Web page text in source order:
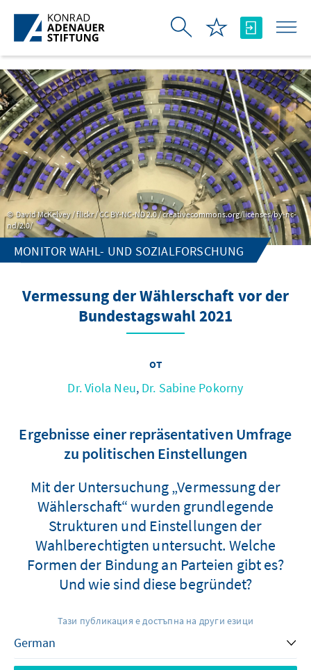
Skip to Main Content
David McKelvey / flickr / CC BY-NC-ND 2.0 / creativecommons.org/licenses/by-nc-
nd/2.0/
MONITOR WAHL- UND SOZIALFORSCHUNG
Vermessung der Wählerschaft vor der
Bundestagswahl 2021
от
Dr. Viola Neu, Dr. Sabine Pokorny
Ergebnisse einer repräsentativen Umfrage
zu politischen Einstellungen
Mit der Untersuchung „Vermessung der
Wählerschaft“ wurden grundlegende
Strukturen und Einstellungen der
Wahlberechtigten untersucht. Welche
Formen der Bindung an Parteien gibt es?
Und wie sind diese begründet?
Тази публикация е достъпна на други езици